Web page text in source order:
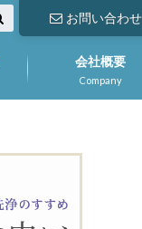
お問い合わせ
Company
会社概要